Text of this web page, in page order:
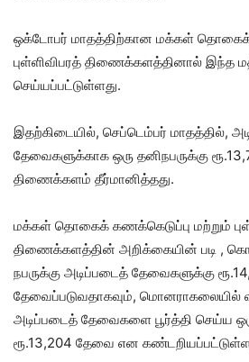
ஒக்டோபர் மாதத்திற்கான மக்கள் தொகைக்
புள்ளிவிபரத் திணைக்களத்தினால் இந்த
செய்யப்பட்டுள்ளது.
இதற்கிடையில், செப்டெம்பர் மாதத்தில்,
தேவைகளுக்காக ஒரு தனிநபருக்கு
திணைக்களம் தீர்மானித்தது.
மக்கள் தொகைக் கணக்கெடுப்பு மற்றும்
திணைக்களத்தின் அறிக்கையின் படி ,
நபருக்கு அடிப்படைத் தேவைகளுக்கு
தேவைப்படுவதாகவும், மொனராகலையில்
அடிப்படைத் தேவைகளை பூர்த்தி செய்ய
ரூ.13,204 தேவை என